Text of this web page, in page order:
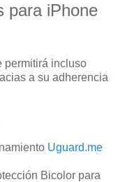
para iPhone
permitirá incluso
a su adherencia
Uguard.me
Bicolor para